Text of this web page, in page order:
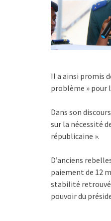
Il a ainsi promis
problème » pour
Dans son
sur la nécessité
républicaine ».
D’anciens
paiement de 12
stabilité
pouvoir du